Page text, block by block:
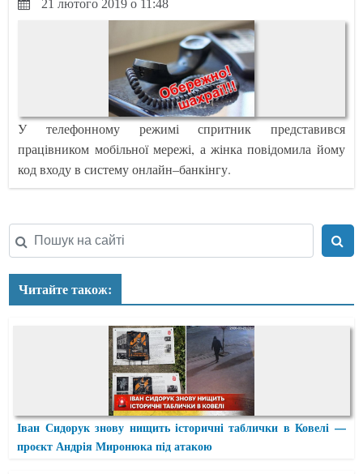
21 лютого 2019 о 11:48
У телефонному режимі спритник представився
працівником мобільної мережі, а жінка повідомила йому
код входу в систему онлайн–банкінгу.
Читайте також:
Іван Сидорук знову нищить історичні таблички в Ковелі —
проєкт Андрія Миронюка під атакою